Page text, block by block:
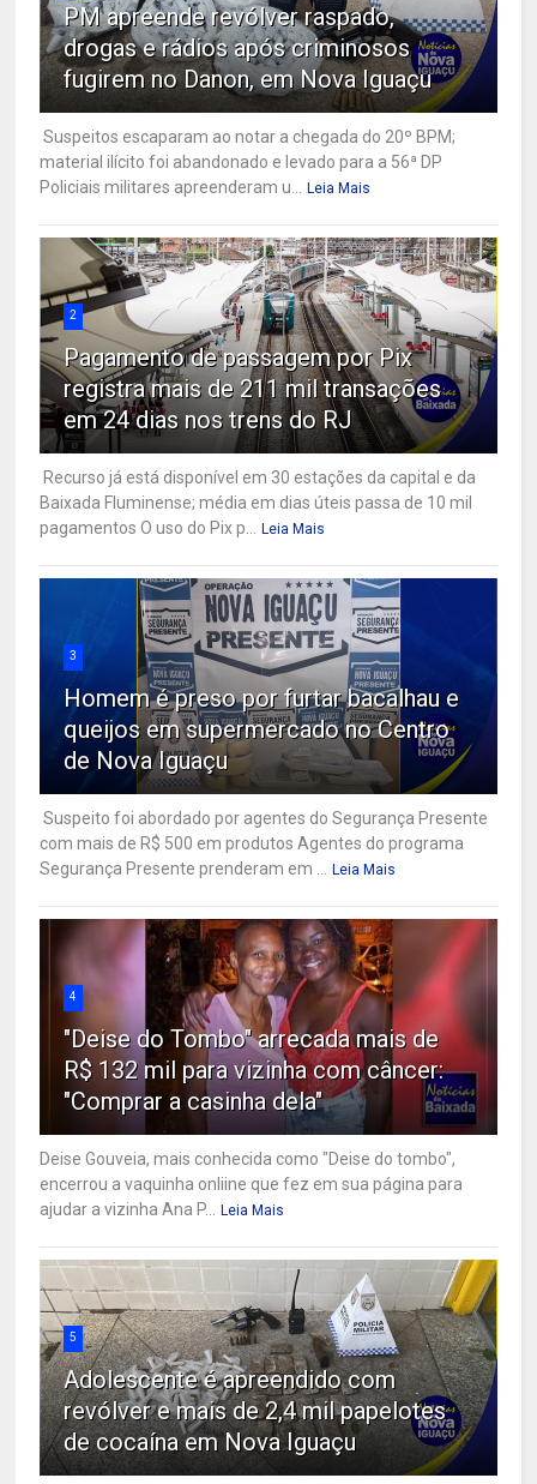
PM apreende revólver raspado,
drogas e rádios após criminosos
fugirem no Danon, em Nova Iguaçu
Suspeitos escaparam ao notar a chegada do 20º BPM;
material ilícito foi abandonado e levado para a 56ª DP
Policiais militares apreenderam u...
Leia Mais
2
Pagamento de passagem por Pix
registra mais de 211 mil transações
em 24 dias nos trens do RJ
Recurso já está disponível em 30 estações da capital e da
Baixada Fluminense; média em dias úteis passa de 10 mil
pagamentos O uso do Pix p...
Leia Mais
3
Homem é preso por furtar bacalhau e
queijos em supermercado no Centro
de Nova Iguaçu
Suspeito foi abordado por agentes do Segurança Presente
com mais de R$ 500 em produtos Agentes do programa
Segurança Presente prenderam em ...
Leia Mais
4
"Deise do Tombo" arrecada mais de
R$ 132 mil para vizinha com câncer:
"Comprar a casinha dela"
Deise Gouveia, mais conhecida como "Deise do tombo",
encerrou a vaquinha onliine que fez em sua página para
ajudar a vizinha Ana P...
Leia Mais
5
Adolescente é apreendido com
revólver e mais de 2,4 mil papelotes
de cocaína em Nova Iguaçu